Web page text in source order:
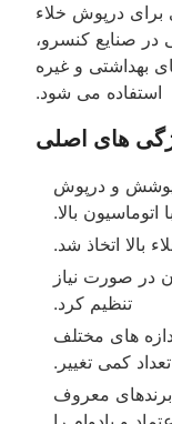
برای درپوش خلاء
صنایع کنسرو،
بهداشتی و غیره
استفاده می شود.
های اصلی
پوشش و درپوش
اتوماسیون بالا.
بالا اتخاذ شد.
در صورت نیاز
تنظیم کرد.
های مختلف
تعداد کمی تغییر.
معروف